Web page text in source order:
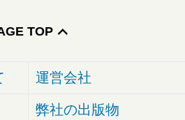
TOP
運営会社
弊社の出版物